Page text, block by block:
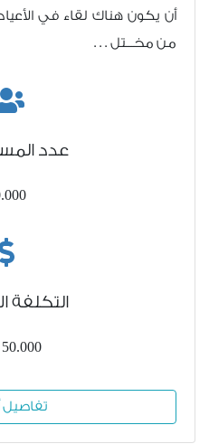
أن يكون هناك لقاء في الأعياد
من مخـــتل . . .
عدد
التكلفة
50.000 ريال
تفاصيل